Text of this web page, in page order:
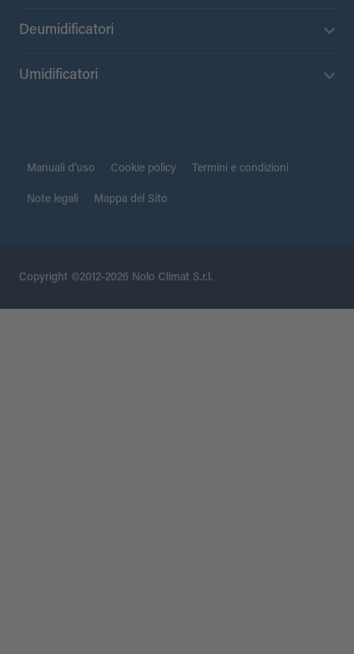
Deumidificatori
Umidificatori
Manuali d’uso Cookie policy Termini e condizioni
Note legali Mappa del Sito
Copyright ©2012-2026 Nolo Climat S.r.l.